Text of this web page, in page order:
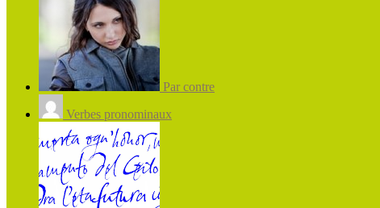
Par contre
Verbes pronominaux